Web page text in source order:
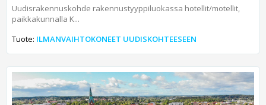
Uudisrakennuskohde rakennustyyppiluokassa hotellit/motellit,
paikkakunnalla K...
Tuote: ILMANVAIHTOKONEET UUDISKOHTEESEEN